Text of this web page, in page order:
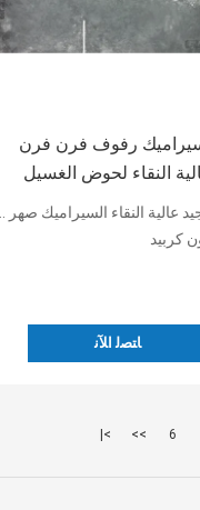
رفوف فرن فرن
النقاء لحوض الغسيل
السيراميك صهر كربيد السيليكون فرن بلاطة
كربيد
ﺎﺘﺼﻟ ﺍﻶﻧ
6
>>
>|